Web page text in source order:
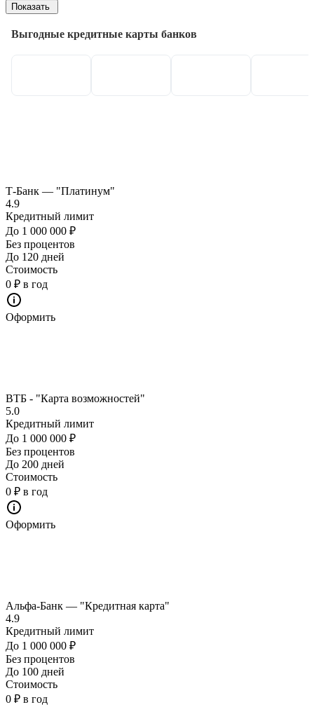
Показать
Выгодные кредитные карты банков
Т-Банк — "Платинум"
4.9
Кредитный лимит
До 1 000 000 ₽
Без процентов
До 120 дней
Стоимость
0 ₽ в год
Оформить
ВТБ - "Карта возможностей"
5.0
Кредитный лимит
До 1 000 000 ₽
Без процентов
До 200 дней
Стоимость
0 ₽ в год
Оформить
Альфа-Банк — "Кредитная карта"
4.9
Кредитный лимит
До 1 000 000 ₽
Без процентов
До 100 дней
Стоимость
0 ₽ в год